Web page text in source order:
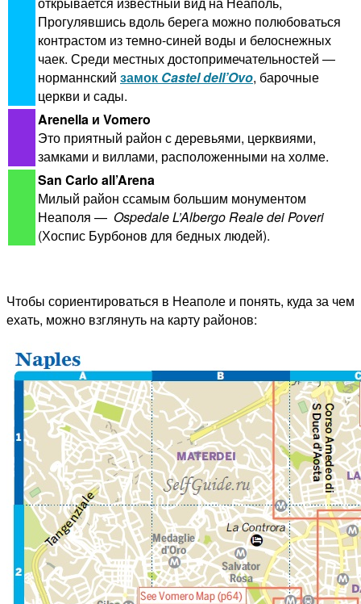
Прогулявшись вдоль берега можно полюбоваться
контрастом из темно-синей воды и белоснежных
чаек. Среди местных достопримечательностей —
норманнский замок Castel dell’Ovo, барочные
церкви и сады.
Arenella и Vomero
Это приятный район с деревьями, церквиями,
замками и виллами, расположенными на холме.
San Carlo all’Arena
Милый район ссамым большим монументом
Неаполя — Ospedale L’Albergo Reale dei Poveri
(Хоспис Бурбонов для бедных людей).
Чтобы сориентироваться в Неаполе и понять, куда за чем
ехать, можно взглянуть на карту районов: